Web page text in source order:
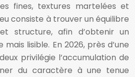
fines, textures martelées et
consiste à trouver un équilibre
structure, afin d’obtenir un
lisible. En 2026, près d’une
privilégie l’accumulation de
du caractère à une tenue